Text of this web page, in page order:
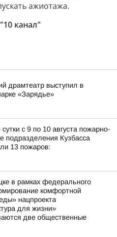
ажиотажа.
канал"
драмтеатр выступил в
«Зарядье»
с 9 по 10 августа пожарно-
подразделения Кузбасса
13 пожаров:
в рамках федерального
комфортной
нацпроекта
для жизни»
две общественные